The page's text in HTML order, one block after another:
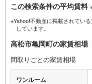
この検索条件の平均賃料
※Yahoo!不動産に掲載されてい
しています。
高松市亀岡町の家賃相場
間取りごとの家賃相場
ワンルーム